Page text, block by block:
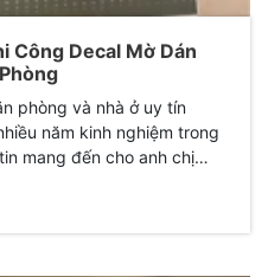
Công Decal Mờ Dán
phòng và nhà ở uy tín
năm kinh nghiệm trong
mang đến cho anh chị